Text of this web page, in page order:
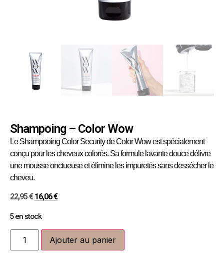
Shampoing – Color Wow
Le Shampooing Color Security de Color Wow est spécialement
conçu pour les cheveux colorés. Sa formule lavante douce délivre
une mousse onctueuse et élimine les impuretés sans dessécher le
cheveu.
22,95€ 16,06€
5 en stock
Ajouter au panier